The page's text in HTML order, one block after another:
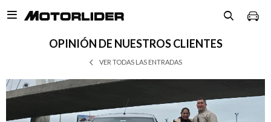

OPINIÓN DE NUESTROS CLIENTES
VER TODAS LAS ENTRADAS